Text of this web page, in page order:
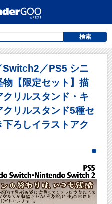
検索
／PS5 シニ
【限定セット】描
リルスタンド・キ
リルスタンド5種セ
ろしイラストアク